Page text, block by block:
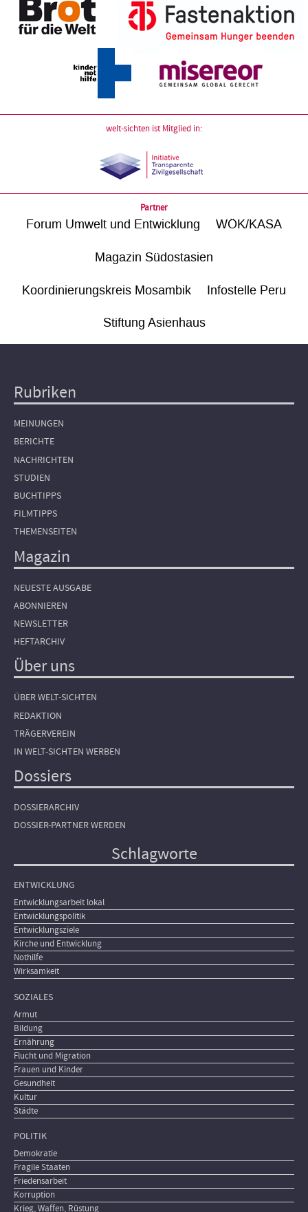
welt-sichten ist Mitglied in:
Partner
Forum Umwelt und Entwicklung WÖK/KASA
Magazin Südostasien
Koordinierungskreis Mosambik Infostelle Peru
Stiftung Asienhaus
Hauptnavigation
Rubriken
MEINUNGEN
BERICHTE
NACHRICHTEN
STUDIEN
BUCHTIPPS
FILMTIPPS
THEMENSEITEN
Magazin
NEUESTE AUSGABE
ABONNIEREN
NEWSLETTER
HEFTARCHIV
Über uns
ÜBER WELT-SICHTEN
REDAKTION
TRÄGERVEREIN
IN WELT-SICHTEN WERBEN
Dossiers
DOSSIERARCHIV
DOSSIER-PARTNER WERDEN
Schlagworte
ENTWICKLUNG
Entwicklungsarbeit lokal
Entwicklungspolitik
Entwicklungsziele
Kirche und Entwicklung
Nothilfe
Wirksamkeit
SOZIALES
Armut
Bildung
Ernährung
Flucht und Migration
Frauen und Kinder
Gesundheit
Kultur
Städte
POLITIK
Demokratie
Fragile Staaten
Friedensarbeit
Korruption
Krieg, Waffen, Rüstung